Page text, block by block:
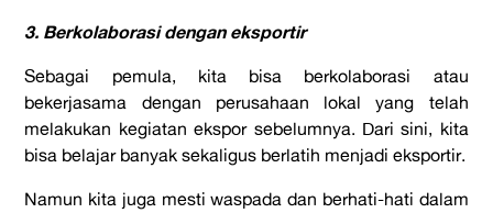
3. Berkolaborasi dengan eksportir
Sebagai pemula, kita bisa berkolaborasi atau
bekerjasama dengan perusahaan lokal yang telah
melakukan kegiatan ekspor sebelumnya. Dari sini, kita
bisa belajar banyak sekaligus berlatih menjadi eksportir.
Namun kita juga mesti waspada dan berhati-hati dalam